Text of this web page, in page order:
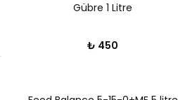
Gübre 1 Litre
₺ 450